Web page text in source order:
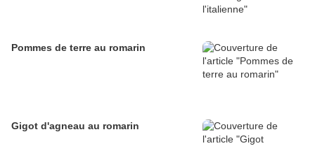
Pommes de terre au romarin
Gigot d'agneau au romarin